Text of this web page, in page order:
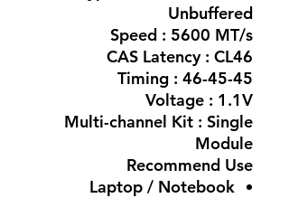
Unbuffered
Speed : 5600 MT/s
CAS Latency : CL46
Timing : 46-45-45
Voltage : 1.1V
Multi-channel Kit : Single
Module
Recommend Use
Laptop / Notebook